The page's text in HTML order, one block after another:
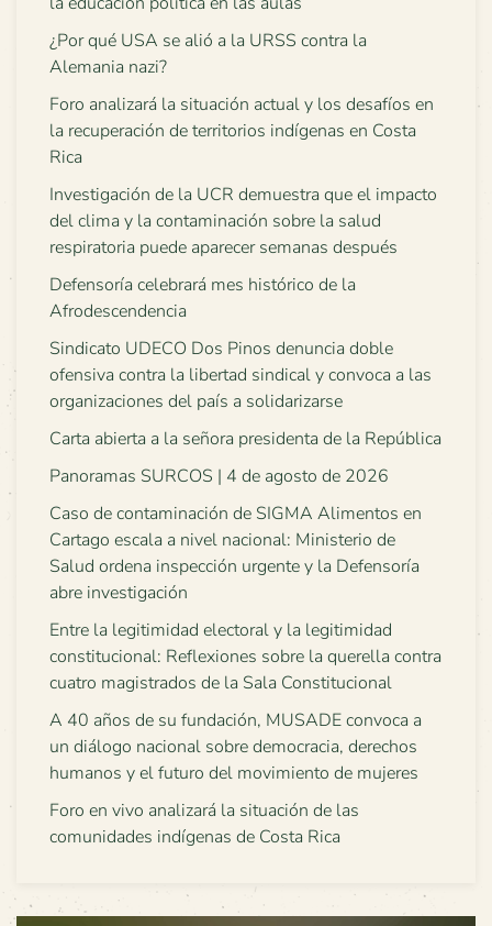
¿Por qué USA se alió a la URSS contra la
Alemania nazi?
Foro analizará la situación actual y los desafíos en
la recuperación de territorios indígenas en Costa
Rica
Investigación de la UCR demuestra que el impacto
del clima y la contaminación sobre la salud
respiratoria puede aparecer semanas después
Defensoría celebrará mes histórico de la
Afrodescendencia
Sindicato UDECO Dos Pinos denuncia doble
ofensiva contra la libertad sindical y convoca a las
organizaciones del país a solidarizarse
Carta abierta a la señora presidenta de la República
Panoramas SURCOS | 4 de agosto de 2026
Caso de contaminación de SIGMA Alimentos en
Cartago escala a nivel nacional: Ministerio de
Salud ordena inspección urgente y la Defensoría
abre investigación
Entre la legitimidad electoral y la legitimidad
constitucional: Reflexiones sobre la querella contra
cuatro magistrados de la Sala Constitucional
A 40 años de su fundación, MUSADE convoca a
un diálogo nacional sobre democracia, derechos
humanos y el futuro del movimiento de mujeres
Foro en vivo analizará la situación de las
comunidades indígenas de Costa Rica